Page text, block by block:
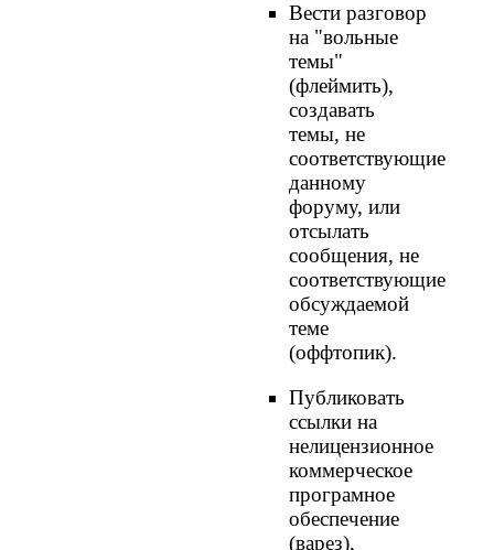
Вести разговор
на "вольные
темы"
(флеймить),
создавать
темы, не
соответствующие
данному
форуму, или
отсылать
сообщения, не
соответствующие
обсуждаемой
теме
(оффтопик).
Публиковать
ссылки на
нелицензионное
коммерческое
програмное
обеспечение
(варез),